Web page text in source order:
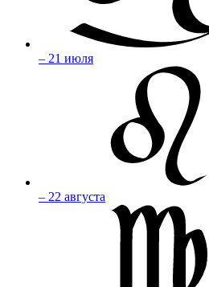
– 21 июля
– 22 августа